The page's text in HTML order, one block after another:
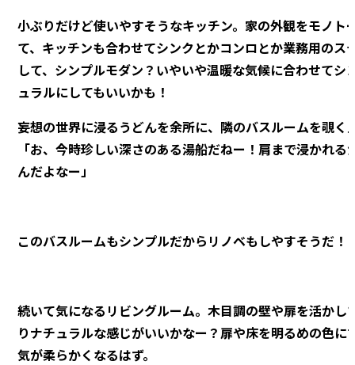
小ぶりだけど使いやすそうなキッチン。家の外観をモノト
て、キッチンも合わせてシンクとかコンロとか業務用のス
して、シンプルモダン？いやいや温暖な気候に合わせてシ
ュラルにしてもいいかも！
妄想の世界に浸るうどんを余所に、隣のバスルームを覗く
「お、今時珍しい深さのある湯船だねー！肩まで浸かれる
んだよなー」
このバスルームもシンプルだからリノベもしやすそうだ！
続いて気になるリビングルーム。木目調の壁や扉を活かし
りナチュラルな感じがいいかなー？扉や床を明るめの色に
気が柔らかくなるはず。